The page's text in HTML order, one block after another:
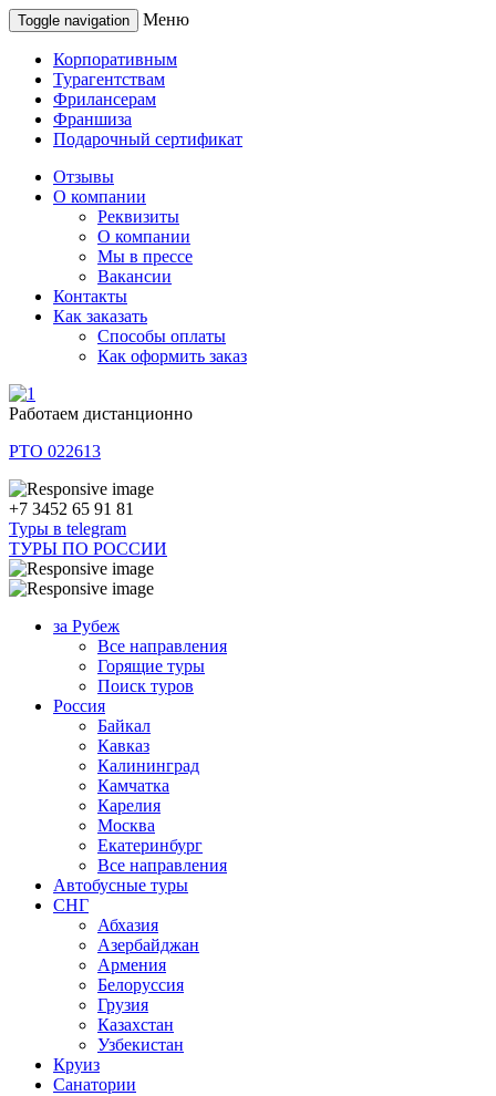
Toggle navigation Меню
Корпоративным
Турагентствам
Фрилансерам
Франшиза
Подарочный сертификат
Отзывы
О компании
Реквизиты
О компании
Мы в прессе
Вакансии
Контакты
Как заказать
Способы оплаты
Как оформить заказ
Работаем дистанционно
РТО 022613
+7 3452 65 91 81
Туры в telegram
ТУРЫ ПО РОССИИ
за Рубеж
Все направления
Горящие туры
Поиск туров
Россия
Байкал
Кавказ
Калининград
Камчатка
Карелия
Москва
Екатеринбург
Все направления
Автобусные туры
СНГ
Абхазия
Азербайджан
Армения
Белоруссия
Грузия
Казахстан
Узбекистан
Круиз
Санатории